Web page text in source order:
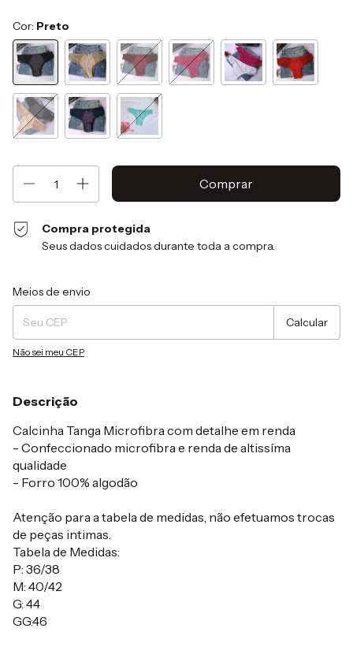
Cor: Preto
Compra protegida
Seus dados cuidados durante toda a compra.
Entregas para o CEP:
Meios de envio
Calcular
Não sei meu CEP
Descrição
Calcinha Tanga Microfibra com detalhe em renda
- Confeccionado microfibra e renda de altissíma
qualidade
- Forro 100% algodão
Atenção para a tabela de medidas, não efetuamos trocas
de peças intimas.
Tabela de Medidas:
P: 36/38
M: 40/42
G: 44
GG:46